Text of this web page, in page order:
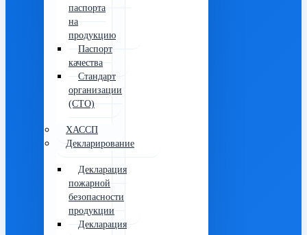
паспорта
на
продукцию
Паспорт
качества
Стандарт
организации
(СТО)
ХАССП
Декларирование
Декларация
пожарной
безопасности
продукции
Декларация